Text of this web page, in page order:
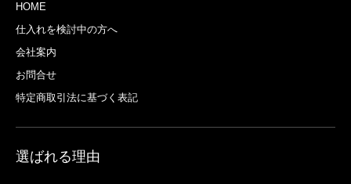
HOME
仕入れを検討中の方へ
会社案内
お問合せ
特定商取引法に基づく表記
選ばれる理由